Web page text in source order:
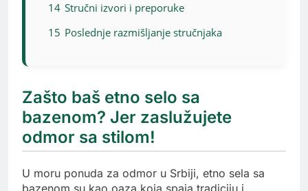
14 Stručni izvori i preporuke
15 Poslednje razmišljanje stručnjaka
Zašto baš etno selo sa
bazenom? Jer zaslužujete
odmor sa stilom!
U moru ponuda za odmor u Srbiji, etno sela sa